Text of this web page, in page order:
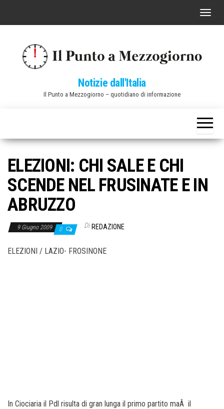
C
a
v
Notizie dall'Italia
Il Punto a Mezzogiorno – quotidiano di informazione
ELEZIONI: CHI SALE E CHI
SCENDE NEL FRUSINATE E IN
ABRUZZO
9 Giugno 2009 0 Di REDAZIONE
ELEZIONI / LAZIO- FROSINONE
In Ciociaria il Pdl risulta di gran lunga il primo partito maÂ il